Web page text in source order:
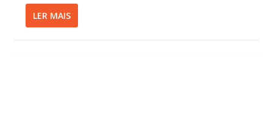
LER MAIS